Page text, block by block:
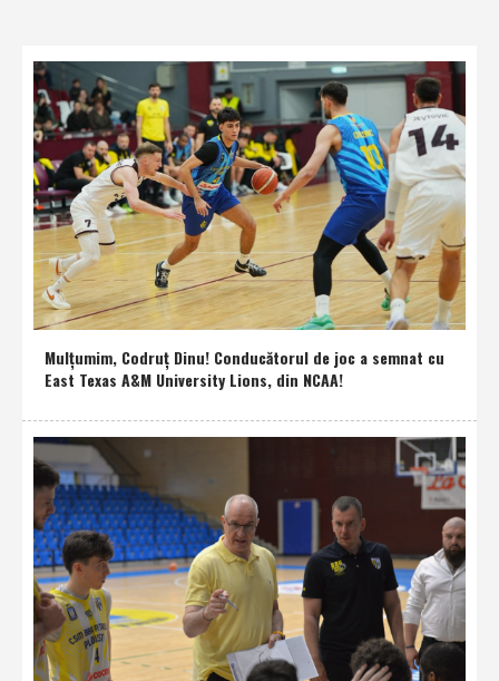
Mulţumim, Codruţ Dinu! Conducătorul de joc a semnat cu
East Texas A&M University Lions, din NCAA!